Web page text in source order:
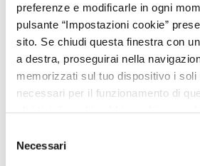
preferenze e modificarle in ogni
pulsante “Impostazioni cookie”
sito. Se chiudi questa finestra con
a destra, proseguirai nella
memorizzati sul tuo dispositivo i
necessari per il funzionamento di
delNecessari
GPS coordinates
43.90115,10.378962
Contact person
Comitato Paesano di Valpromaro
Telephone